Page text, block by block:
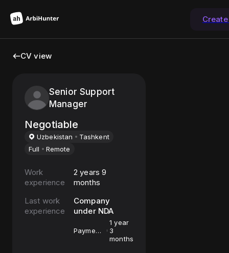
CV view
Senior Support
Manager
Negotiable
Uzbekistan
Tashkent
Full
Remote
Work
experience
2 years 9
months
Last work
experience
Company
under NDA
Payment
1 year
3
months